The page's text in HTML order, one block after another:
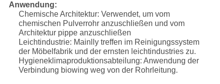
Anwendung:
Chemische Architektur: Verwendet, um vom
chemischen Pulverrohr anzuschließen und vom
Architektur pippe anzuschließen
Leichtindustrie: Mainlly treffen im Reinigungssystem
der Möbelfabrik und der ernsten leichtindustries zu.
Hygieneklimaproduktionsabteilung: Anwendung der
Verbindung biowing weg von der Rohrleitung.